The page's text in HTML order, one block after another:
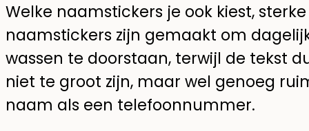
Welke naamstickers je ook kiest,
naamstickers zijn gemaakt om
wassen te doorstaan, terwijl de tekst
niet te groot zijn, maar wel genoeg
naam als een telefoonnummer.